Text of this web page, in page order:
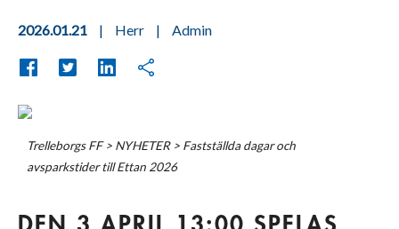
2026.01.21 | Herr | Admin
Trelleborgs FF> NYHETER> Fastställda dagar och
avsparkstider till Ettan 2026